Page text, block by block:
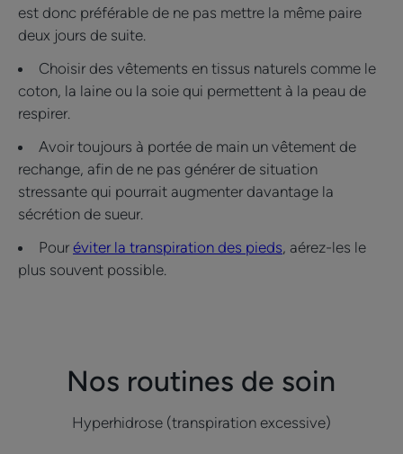
est donc préférable de ne pas mettre la même paire
deux jours de suite.
Choisir des vêtements en tissus naturels comme le
coton, la laine ou la soie qui permettent à la peau de
respirer.
Avoir toujours à portée de main un vêtement de
rechange, afin de ne pas générer de situation
stressante qui pourrait augmenter davantage la
sécrétion de sueur.
Pour éviter la transpiration des pieds, aérez-les le
plus souvent possible.
Nos routines de soin
Hyperhidrose (transpiration excessive)